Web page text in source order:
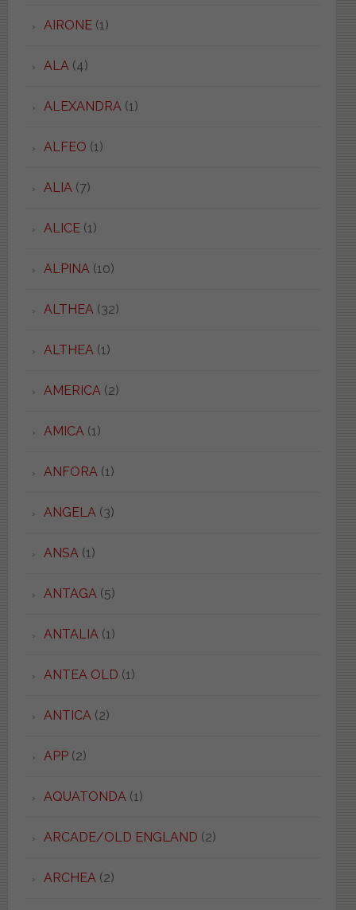
AIRONE(1)
ALA(4)
ALEXANDRA(1)
ALFEO (1)
ALIA(7)
ALICE(1)
ALPINA(10)
ALTHEA(32)
ALTHEA(1)
AMERICA(2)
AMICA(1)
ANFORA(1)
ANGELA(3)
ANSA(1)
ANTAGA(5)
ANTALIA(1)
ANTEA OLD (1)
ANTICA(2)
APP(2)
AQUATONDA(1)
ARCADE/OLD ENGLAND (2)
ARCHEA(2)